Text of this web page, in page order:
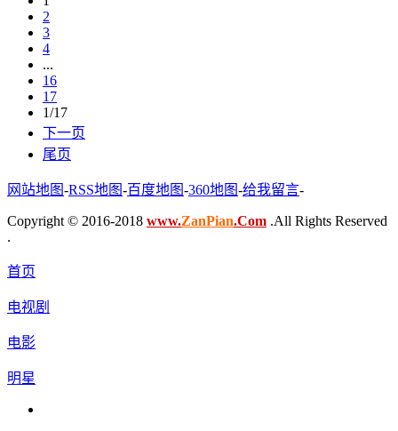
2
3
4
...
16
17
1/17
下一页
尾页
网站地图-RSS地图-百度地图-360地图-给我留言-
Copyright © 2016-2018 www.ZanPian.Com .All Rights Reserved
.
首页
电视剧
电影
明星